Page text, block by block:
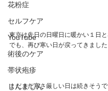
花粉症
セルフケア
YouTube
術後のケア
帯状疱疹
じんましん
東京は先日の日曜日に暖かい１日と
でも、再び寒い日が戻ってきまし
まだまだ寒さ厳しい日は続きそうで